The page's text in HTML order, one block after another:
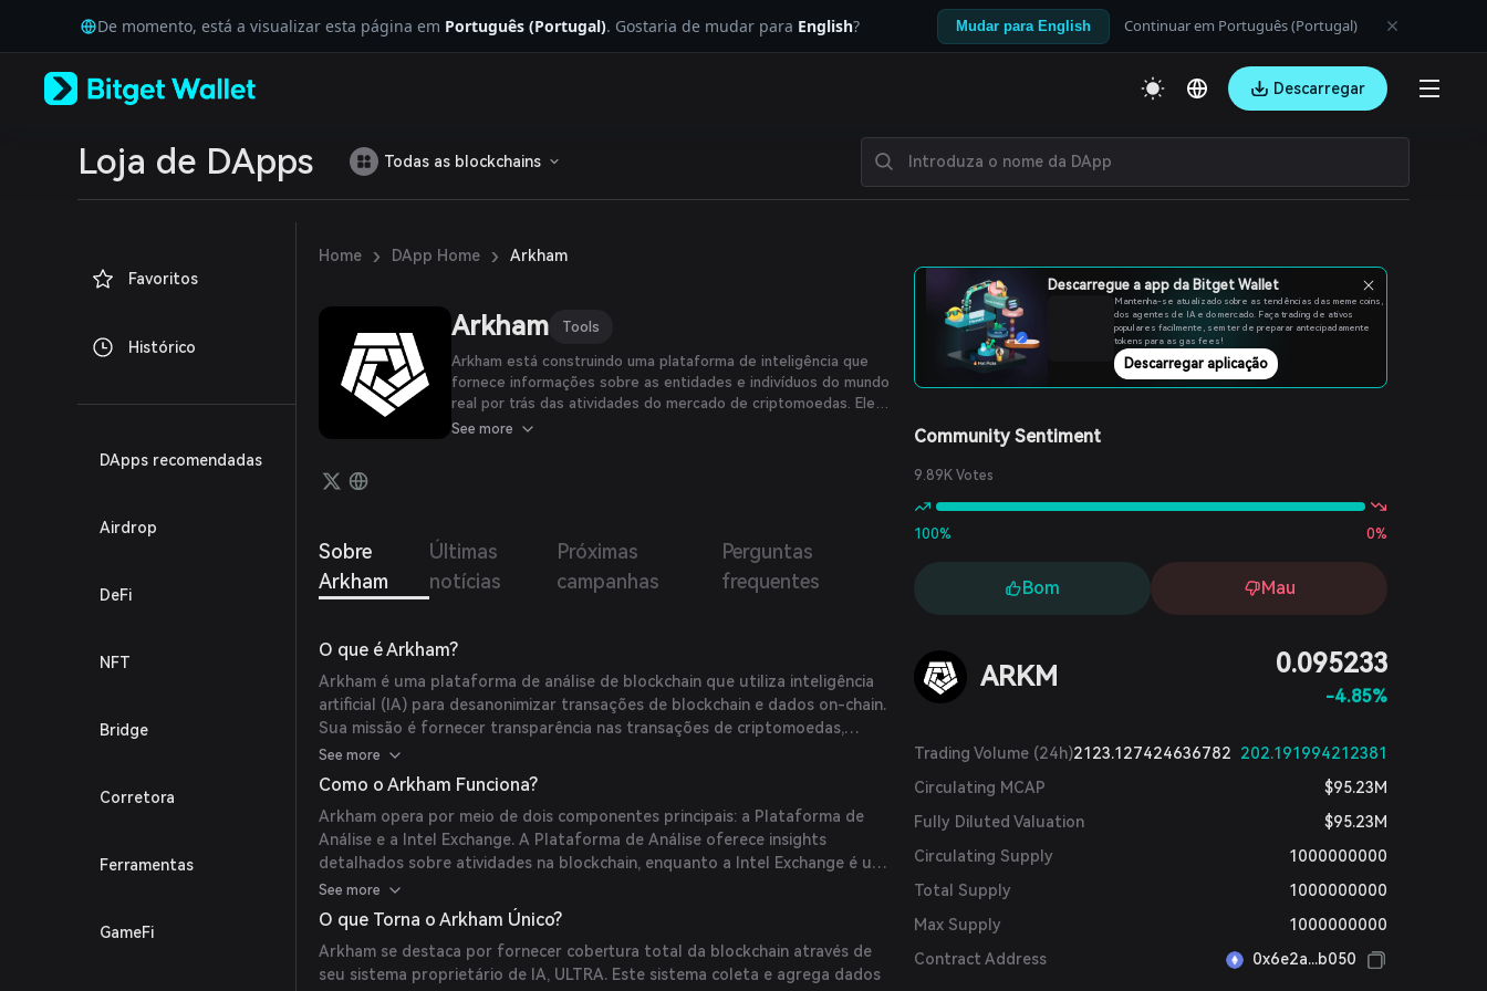
Tiếng Việt
Русский
Español (Latinoamérica)
Português (Portugal)
Bahasa Indonesia
Español (Argentina)
De momento, está a visualizar esta página em Português (Portugal). Gostaria de mudar para English? Mudar para English Continuar em Português (Portugal)
Descarregar
Loja de DApps Todas as blockchains
Favoritos
Histórico
DApps recomendadas
Airdrop
DeFi
NFT
Bridge
Corretora
Ferramentas
GameFi
Home › DApp Home › Arkham
Arkham Tools
Arkham está construindo uma plataforma de inteligência que
fornece informações sobre as entidades e indivíduos do mundo
real por trás das atividades do mercado de criptomoedas. Eles
desenvolveram uma ferramenta que permite aos usuários
Lewis, da Bedrock, e Tim Draper.
See more
Sobre
Arkham
Últimas
notícias
Próximas
campanhas
Perguntas
frequentes
O que é Arkham?
Arkham é uma plataforma de análise de blockchain que utiliza inteligência
artificial (IA) para desanonimizar transações de blockchain e dados on-chain.
Sua missão é fornecer transparência nas transações de criptomoedas,
oferecendo análises abrangentes sobre várias entidades, exchanges,
fundos, baleias e tokens.
See more
Como o Arkham Funciona?
Arkham opera por meio de dois componentes principais: a Plataforma de
Análise e a Intel Exchange. A Plataforma de Análise oferece insights
detalhados sobre atividades na blockchain, enquanto a Intel Exchange é um
mercado descentralizado onde os usuários podem comprar e vender
inteligência cripto usando o token nativo ARKM.
See more
O que Torna o Arkham Único?
Arkham se destaca por fornecer cobertura total da blockchain através de
seu sistema proprietário de IA, ULTRA. Este sistema coleta e agrega dados
Descarregue a app da Bitget Wallet
Mantenha-se atualizado sobre as tendências das meme coins,
dos agentes de IA e do mercado. Faça trading de ativos
populares facilmente, sem ter de preparar antecipadamente
tokens para as gas fees!
Descarregar aplicação
Community Sentiment
9.89K Votes
100% 0%
Bom Mau
ARKM 0.095233
-4.85%
Trading Volume (24h)2123.127424636782
202.191994212381
Circulating MCAP
$95.23M
Fully Diluted Valuation
$95.23M
Circulating Supply
1000000000
Total Supply
1000000000
Max Supply
1000000000
Contract Address
0x6e2a...b050